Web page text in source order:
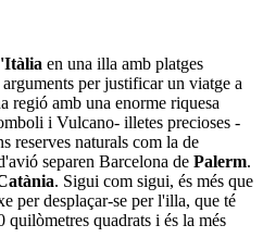
en una illa amb platges
per justificar un viatge a
regió amb una enorme riquesa
i Vulcano- illetes precioses -
reserves naturals com la de
separen Barcelona de Palerm.
. Sigui com sigui, és més que
per desplaçar-se per l'illa, que té
quilòmetres quadrats i és la més